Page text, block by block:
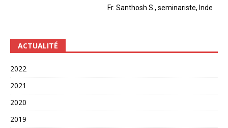
Fr. Santhosh S., seminariste, Inde
ACTUALITÉ
2022
2021
2020
2019